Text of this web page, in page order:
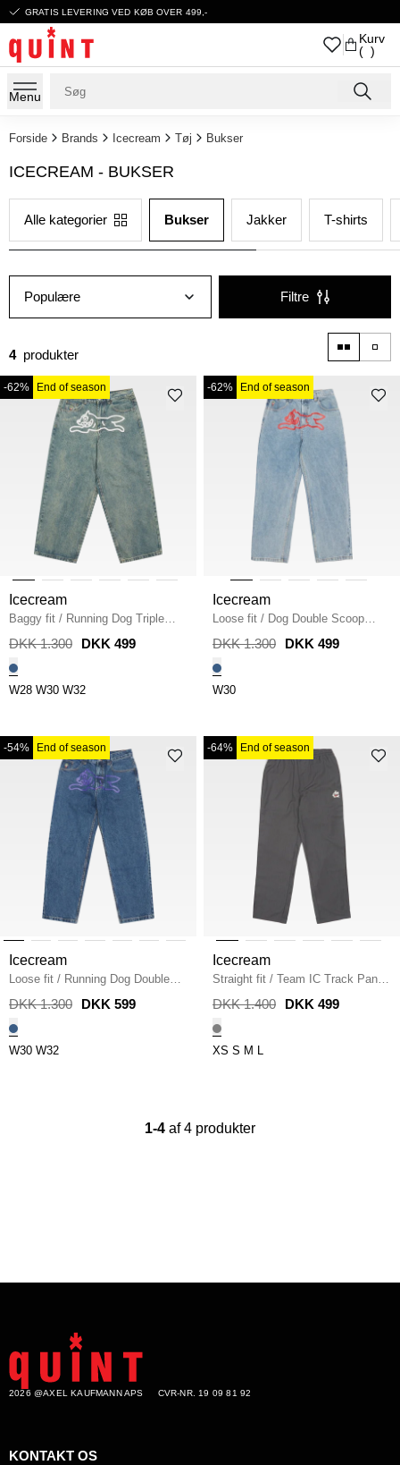
GRATIS LEVERING VED KØB OVER 499,-
Kurv
( )
Menu
Forside Brands Icecream Tøj Bukser
ICECREAM - BUKSER
Alle kategorier Bukser Jakker T-shirts
Populære Filtre
4 produkter
-62% End of season
Icecream
Baggy fit / Running Dog Triple
Scoop
VINTAGE MID BLUE
DKK 1.300 DKK 499
W28 W30 W32
-62% End of season
Icecream
Loose fit / Dog Double Scoop
Pant
DENIM
DKK 1.300 DKK 499
W30
-54% End of season
Icecream
Loose fit / Running Dog Double
Scoop Jeans
/ BLUE WASH
DKK 1.300 DKK 599
W30 W32
-64% End of season
Icecream
Straight fit / Team IC Track Pants
/ GREY
DKK 1.400 DKK 499
XS S M L
1-4 af 4 produkter
2026 @AXEL KAUFMANN APS CVR-NR. 19 09 81 92
KONTAKT OS